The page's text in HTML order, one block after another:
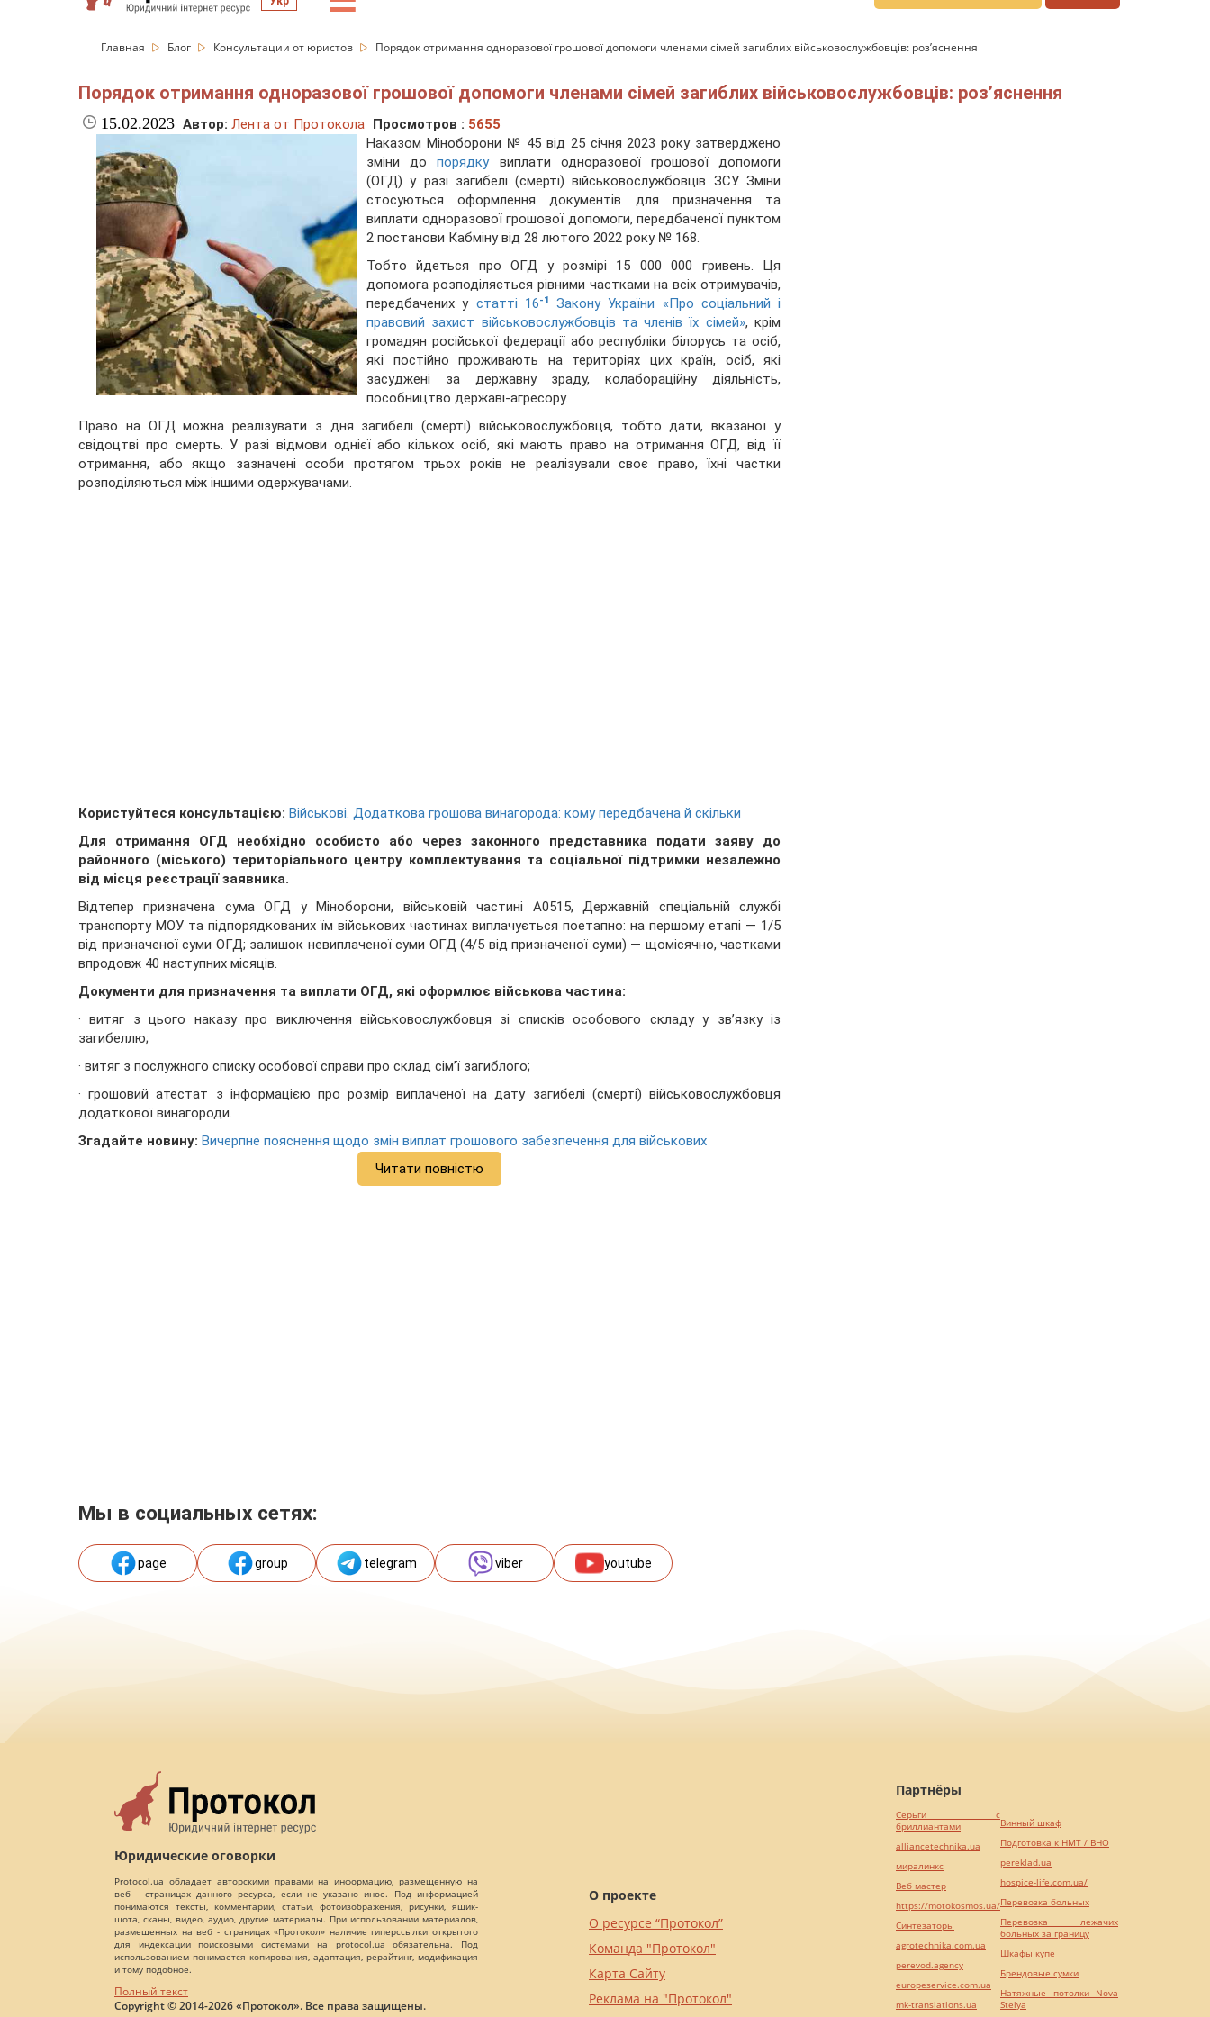
Главная Блог Консультации от юристов Порядок отримання одноразової грошової допомоги членами сімей загиблих військовослужбовців: роз’яснення
Порядок отримання одноразової грошової допомоги членами сімей загиблих військовослужбовців: роз’яснення
15.02.2023 Автор: Лента от Протокола Просмотров : 5655
Наказом Міноборони № 45 від 25 січня 2023 року затверджено
зміни допорядкувиплати одноразової грошової допомоги
(ОГД) у разі загибелі (смерті) військовослужбовців ЗСУ. Зміни
стосуються оформлення документів для призначення та
виплати одноразової грошової допомоги, передбаченої пунктом
2 постанови Кабміну від 28 лютого 2022 року № 168.
Тобто йдеться про ОГД у розмірі 15 000 000 гривень. Ця
допомога розподіляється рівними частками на всіх отримувачів,
передбачених у статті 16-1
Закону України «Про соціальний і
правовий захист військовослужбовців та членів їх сімей», крім
громадян російської федерації або республіки білорусь та осіб,
які постійно проживають на територіях цих країн, осіб, які
засуджені за державну зраду, колабораційну діяльність,
пособництво державі-агресору.
Право на ОГД можна реалізувати з дня загибелі (смерті) військовослужбовця, тобто дати, вказаної у
свідоцтві про смерть. У разі відмови однієї або кількох осіб, які мають право на отримання ОГД, від її
отримання, або якщо зазначені особи протягом трьох років не реалізували своє право, їхні частки
розподіляються між іншими одержувачами.
Користуйтеся консультацією: Військові. Додаткова грошова винагорода: кому передбачена й скільки
Для отримання ОГД необхідно особисто або через законного представника подати заяву до
районного (міського) територіального центру комплектування та соціальної підтримки незалежно
від місця реєстрації заявника.
Відтепер призначена сума ОГД у Міноборони, військовій частині А0515, Державній спеціальній службі
транспорту МОУ та підпорядкованих їм військових частинах виплачується поетапно: на першому етапі — 1/5
від призначеної суми ОГД; залишок невиплаченої суми ОГД (4/5 від призначеної суми) — щомісячно, частками
впродовж 40 наступних місяців.
Документи для призначення та виплати ОГД, які оформлює військова частина:
· витяг з цього наказу про виключення військовослужбовця зі списків особового складу у зв’язку із
загибеллю;
· витяг з послужного списку особової справи про склад сім’ї загиблого;
· грошовий атестат з інформацією про розмір виплаченої на дату загибелі (смерті) військовослужбовця
додаткової винагороди.
Згадайте новину: Вичерпне пояснення щодо змін виплат грошового забезпечення для військових
Читати повністю
Мы в социальных сетях:
page group telegram viber youtube
Юридические оговорки
Protocol.ua обладает авторскими правами на информацию, размещенную на
веб - страницах данного ресурса, если не указано иное. Под информацией
понимаются тексты, комментарии, статьи, фотоизображения, рисунки, ящик-
шота, сканы, видео, аудио, другие материалы. При использовании материалов,
размещенных на веб - страницах «Протокол» наличие гиперссылки открытого
для индексации поисковыми системами на protocol.ua обязательна. Под
использованием понимается копирования, адаптация, рерайтинг, модификация
и тому подобное.
Полный текст
Copyright © 2014-2026 «Протокол». Все права защищены.
О проекте
О ресурсе “Протокол”
Команда "Протокол"
Карта Сайту
Реклама на "Протокол"
Партнёры
Серьги с
бриллиантами
alliancetechnika.ua
миралинкс
Веб мастер
https://motokosmos.ua/
Синтезаторы
agrotechnika.com.ua
perevod.agency
europeservice.com.ua
mk-translations.ua
Винный шкаф
Подготовка к НМТ / ВНО
pereklad.ua
hospice-life.com.ua/
Перевозка больных
Перевозка лежачих
больных за границу
Шкафы купе
Брендовые сумки
Натяжные потолки Nova
Stelya